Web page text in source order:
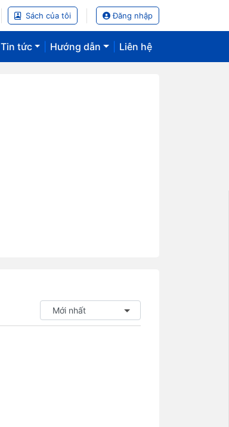
Sách của tôi Đăng nhập
Tin tức Hướng dẫn Liên hệ